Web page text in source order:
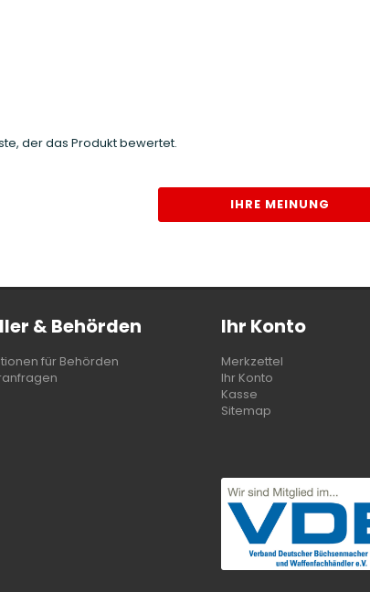
der das Produkt bewertet.
IHRE MEINUNG
& Behörden
für Behörden
Ihr Konto
Merkzettel
Ihr Konto
Kasse
Sitemap